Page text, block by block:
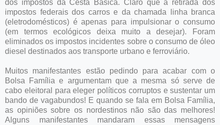
dos impostos da Cesta Básica. Claro que a retirada dos
impostos federais dos carros e da chamada linha branca
(eletrodomésticos) é apenas para impulsionar o consumo
(em termos ecológicos deixa muito a desejar). Foram
eliminados os impostos incidentes sobre o consumo de óleo
diesel destinados aos transporte urbano e ferroviário.
Muitos manifestantes estão pedindo para acabar com o
Bolsa Família e argumentam que a mesma só serve de
cabo eleitoral para eleger políticos corruptos e sustentar um
bando de vagabundos! E quando se fala em Bolsa Família,
as opiniões sobre os nordestinos não são das melhores!
Alguns manifestantes mandaram essas mensagens